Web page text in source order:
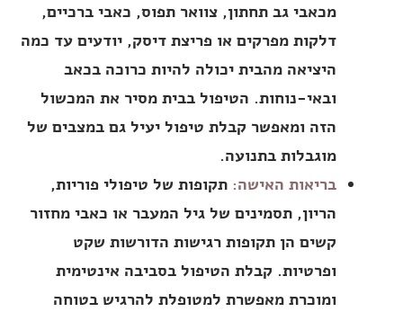
מכאבי גב תחתון, צוואר תפוס, כאבי ברכיים,
דלקות מפרקים או פריצת דיסק, יודעים עד כמה
היציאה מהבית יכולה להיות כרוכה בכאב
ובאי-נוחות. הטיפול בבית מסיר את המכשול
הזה ומאפשר קבלת טיפול יעיל גם במצבים של
מוגבלות בתנועה.
בריאות האישה:תקופות של טיפולי פוריות,
הריון, תסמינים של גיל המעבר או כאבי מחזור
קשים הן תקופות רגישות הדורשות שקט
ופרטיות. קבלת הטיפול בסביבה אינטימית
ומוכרת מאפשרת למטופלת להרגיש בטוחה